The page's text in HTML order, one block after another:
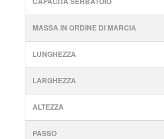
MASSA IN ORDINE DI MARCIA
LUNGHEZZA
LARGHEZZA
ALTEZZA
PASSO